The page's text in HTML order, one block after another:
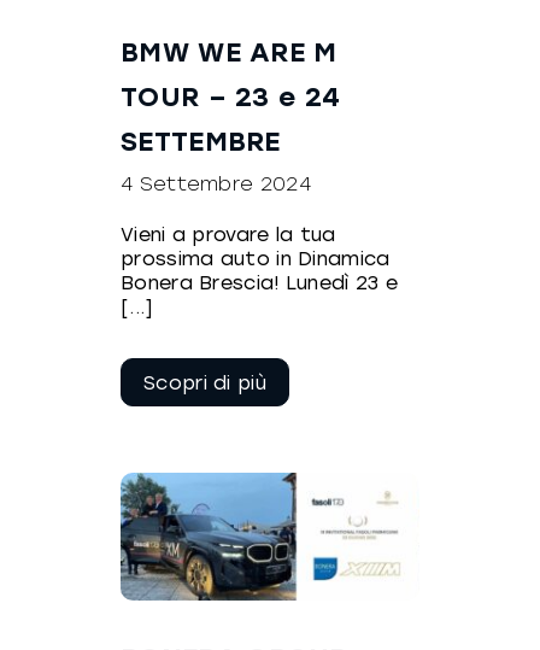
BMW WE ARE M
TOUR – 23 e 24
SETTEMBRE
4 Settembre 2024
Vieni a provare la tua
prossima auto in Dinamica
Bonera Brescia! Lunedì 23 e
[...]
leggere